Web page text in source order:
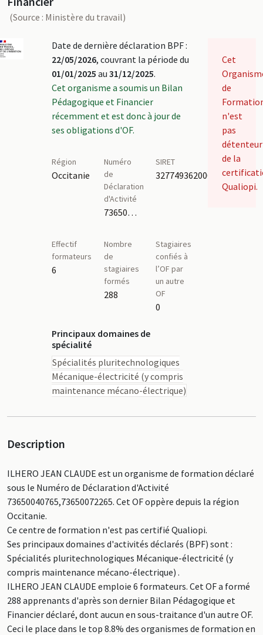
(Source : Ministère du travail)
Date de dernière déclaration BPF :
22/05/2026, couvrant la période du
01/01/2025 au 31/12/2025.
Cet organisme a soumis un Bilan
Pédagogique et Financier
récemment et est donc à jour de
ses obligations d'OF.
Région
Occitanie
Numéro
de
Déclaration
d'Activité
73650040765,73650072265
SIRET
32774936200049
Effectif
formateurs
6
Nombre
de
stagiaires
formés
288
Stagiaires
confiés à
l’OF par
un autre
OF
0
Principaux domaines de
spécialité
Spécialités pluritechnologiques
Mécanique-électricité (y compris
maintenance mécano-électrique)
Cet
de
n'est
pas
détenteur
de la
Qualiopi.
Description
ILHERO JEAN CLAUDE est un organisme de formation déclaré
sous le Numéro de Déclaration d'Activité
73650040765,73650072265. Cet OF oppère depuis la région
Occitanie.
Ce centre de formation n'est pas certifié Qualiopi.
Ses principaux domaines d'activités déclarés (BPF) sont :
Spécialités pluritechnologiques Mécanique-électricité (y
compris maintenance mécano-électrique) .
ILHERO JEAN CLAUDE emploie 6 formateurs. Cet OF a formé
288 apprenants d'après son dernier Bilan Pédagogique et
Financier déclaré, dont aucun en sous-traitance d'un autre OF.
Ceci le place dans le top 8.8% des organismes de formation en